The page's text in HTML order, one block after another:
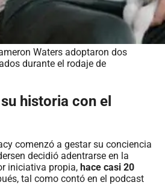
Waters adoptaron dos
durante el rodaje de
historia con el
comenzó a gestar su conciencia
decidió adentrarse en la
iniciativa propia, hace casi 20
tal como contó en el podcast